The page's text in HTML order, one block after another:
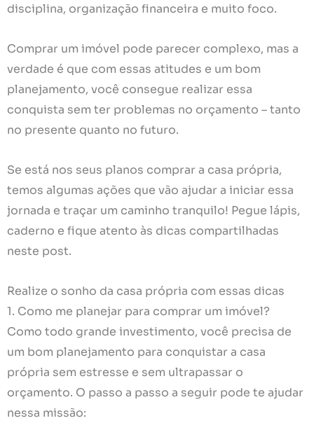
disciplina, organização financeira e muito foco.
Comprar um imóvel pode parecer complexo, mas a
verdade é que com essas atitudes e um bom
planejamento, você consegue realizar essa
conquista sem ter problemas no orçamento – tanto
no presente quanto no futuro.
Se está nos seus planos comprar a casa própria,
temos algumas ações que vão ajudar a iniciar essa
jornada e traçar um caminho tranquilo! Pegue lápis,
caderno e fique atento às dicas compartilhadas
neste post.
Realize o sonho da casa própria com essas dicas
1. Como me planejar para comprar um imóvel?
Como todo grande investimento, você precisa de
um bom planejamento para conquistar a casa
própria sem estresse e sem ultrapassar o
orçamento. O passo a passo a seguir pode te ajudar
nessa missão: